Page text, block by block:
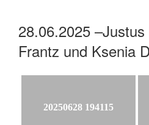
28.06.2025
Frantz und Ksenia
20250628 194115